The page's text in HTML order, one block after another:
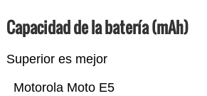
Capacidad de la batería (mAh)
Superior es mejor
Motorola Moto E5